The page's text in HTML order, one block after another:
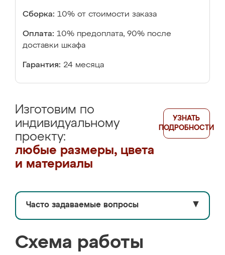
Сборка: 10% от стоимости заказа
Оплата: 10% предоплата, 90% после
доставки шкафа
Гарантия: 24 месяца
Изготовим по
индивидуальному
проекту:
любые размеры, цвета
и материалы
УЗНАТЬ
ПОДРОБНОСТИ
Часто задаваемые вопросы ▼
Схема работы